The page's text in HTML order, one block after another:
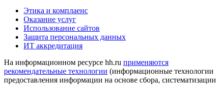
Этика и комплаенс
Оказание услуг
Использование сайтов
Защита персональных данных
ИТ аккредитация
На информационном ресурсе hh.ru применяются
рекомендательные технологии (информационные технологии
предоставления информации на основе сбора, систематизации